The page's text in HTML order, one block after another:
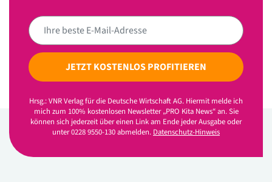
JETZT KOSTENLOS PROFITIEREN
Hrsg.: VNR Verlag für die Deutsche Wirtschaft AG. Hiermit melde ich
mich zum 100% kostenlosen Newsletter „PRO Kita News“ an. Sie
können sich jederzeit über einen Link am Ende jeder Ausgabe oder
unter 0228 9550-130 abmelden. Datenschutz-Hinweis